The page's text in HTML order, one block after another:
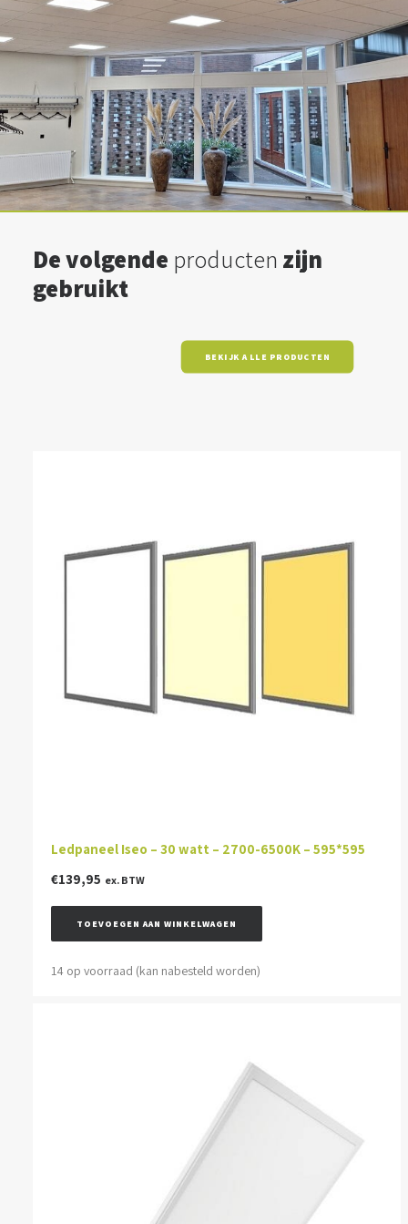
De volgende producten zijn
gebruikt
BEKIJK ALLE PRODUCTEN
Ledpaneel Iseo – 30 watt – 2700-6500K – 595*595
€139,95 ex. BTW
TOEVOEGEN AAN WINKELWAGEN
14 op voorraad (kan nabesteld worden)